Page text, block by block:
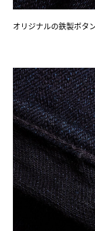
オリジナルの鉄製ボタ